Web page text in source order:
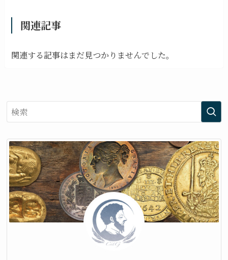
関連記事
関連する記事はまだ見つかりませんでした。